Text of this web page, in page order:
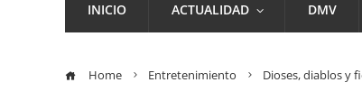
INICIO ACTUALIDAD DMV
Home Entretenimiento Dioses, diablos y